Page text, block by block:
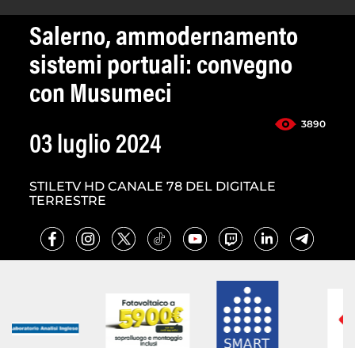
Salerno, ammodernamento
sistemi portuali: convegno
con Musumeci
3890
03 luglio 2024
STILETV HD CANALE 78 DEL DIGITALE
TERRESTRE